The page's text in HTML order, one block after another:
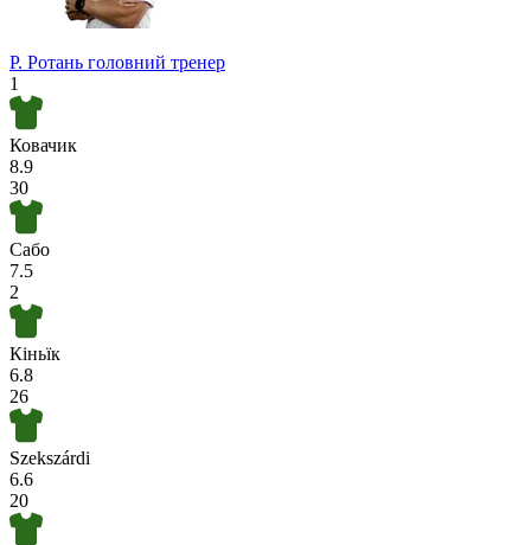
Р. Ротань головний тренер
1
Ковачик
8.9
30
Сабо
7.5
2
Кіньїк
6.8
26
Szekszárdi
6.6
20